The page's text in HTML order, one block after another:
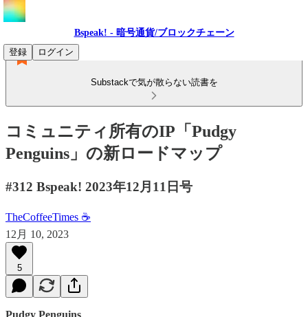
Bspeak! - 暗号通貨/ブロックチェーン
登録
ログイン
Substackで気が散らない読書を
コミュニティ所有のIP「Pudgy
Penguins」の新ロードマップ
#312 Bspeak! 2023年12月11日号
TheCoffeeTimes ☕
12月 10, 2023
5
Pudgy Penguins